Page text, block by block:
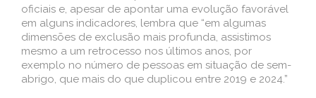
oficiais e, apesar de apontar uma evolução favorável
em alguns indicadores, lembra que “em algumas
dimensões de exclusão mais profunda, assistimos
mesmo a um retrocesso nos últimos anos, por
exemplo no número de pessoas em situação de sem-
abrigo, que mais do que duplicou entre 2019 e 2024.”